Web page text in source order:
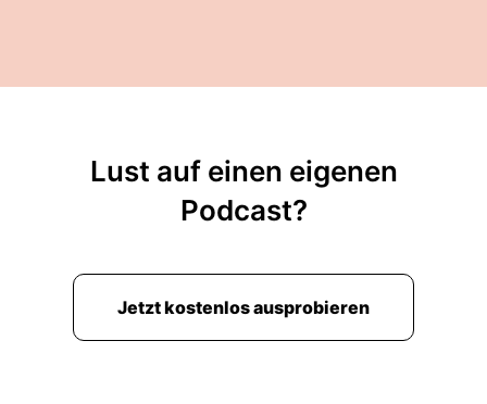
Lust auf einen eigenen
Podcast?
Jetzt kostenlos ausprobieren